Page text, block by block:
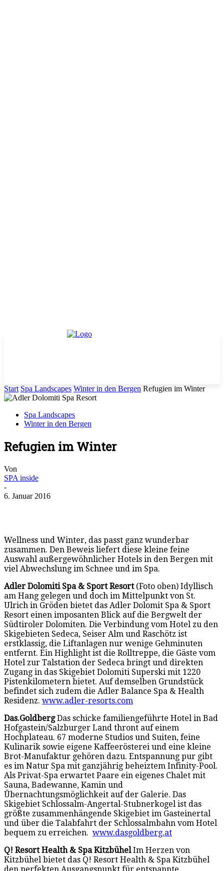
Start Spa Landscapes Winter in den Bergen Refugien im Winter
Spa Landscapes
Winter in den Bergen
Refugien im Winter
Von
SPA inside
-
6. Januar 2016
Wellness und Winter, das passt ganz wunderbar
zusammen. Den Beweis liefert diese kleine feine
Auswahl außergewöhnlicher Hotels in den Bergen mit
viel Abwechslung im Schnee und im Spa.
Adler Dolomiti Spa & Sport Resort(Foto oben) Idyllisch
am Hang gelegen und doch im Mittelpunkt von St.
Ulrich in Gröden bietet das Adler Dolomit Spa & Sport
Resort einen imposanten Blick auf die Bergwelt der
Südtiroler Dolomiten. Die Verbindung vom Hotel zu den
Skigebieten Sedeca, Seiser Alm und Raschötz ist
erstklassig, die Liftanlagen nur wenige Gehminuten
entfernt. Ein Highlight ist die Rolltreppe, die Gäste vom
Hotel zur Talstation der Sedeca bringt und direkten
Zugang in das Skigebiet Dolomiti Superski mit 1220
Pistenkilometern bietet. Auf demselben Grundstück
befindet sich zudem die Adler Balance Spa & Health
Residenz. www.adler-resorts.com
Das.GoldbergDas schicke familiengeführte Hotel in Bad
Hofgastein/Salzburger Land thront auf einem
Hochplateau. 67 moderne Studios und Suiten, feine
Kulinarik sowie eigene Kaffeerösterei und eine kleine
Brot-Manufaktur gehören dazu. Entspannung pur gibt
es im Natur Spa mit ganzjährig beheiztem Infinity-Pool.
Als Privat-Spa erwartet Paare ein eigenes Chalet mit
Sauna, Badewanne, Kamin und
Übernachtungsmöglichkeit auf der Galerie. Das
Skigebiet Schlossalm-Angertal-Stubnerkogel ist das
größte zusammenhängende Skigebiet im Gasteinertal
und über die Talabfahrt der Schlossalmbahn vom Hotel
bequem zu erreichen. www.dasgoldberg.at
Q! Resort Health & Spa KitzbühelIm Herzen von
Kitzbühel bietet das Q! Resort Health & Spa Kitzbühel